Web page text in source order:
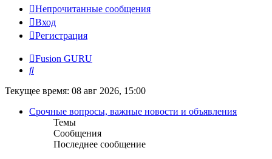
Непрочитанные сообщения
Вход
Регистрация
Fusion GURU
Поиск
Текущее время: 08 авг 2026, 15:00
Срочные вопросы, важные новости и объявления
Темы
Сообщения
Последнее сообщение